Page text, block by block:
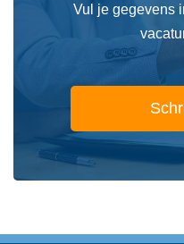
Vul je gegevens